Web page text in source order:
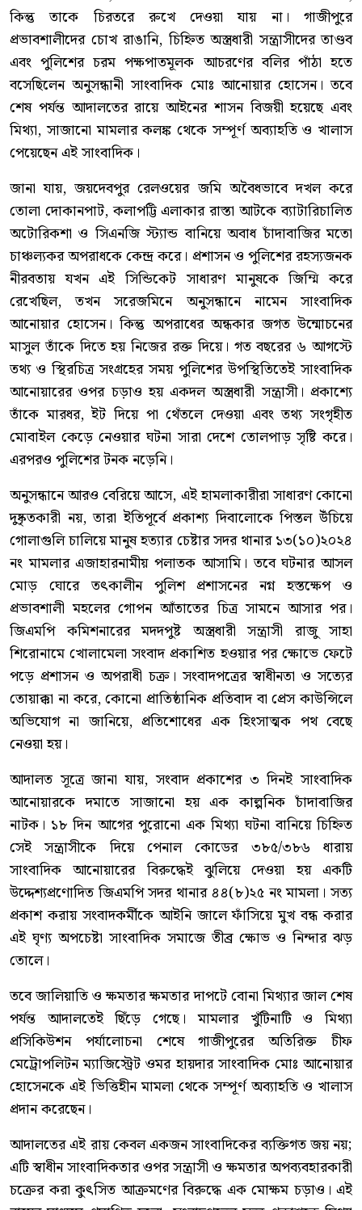
কিন্তু তাকে চিরতরে রুখে দেওয়া যায় না। গাজীপুরে
প্রভাবশালীদের চোখ রাঙানি, চিহ্নিত অস্ত্রধারী সন্ত্রাসীদের তাণ্ডব
এবং পুলিশের চরম পক্ষপাতমূলক আচরণের বলির পাঁঠা হতে
বসেছিলেন অনুসন্ধানী সাংবাদিক মোঃ আনোয়ার হোসেন। তবে
শেষ পর্যন্ত আদালতের রায়ে আইনের শাসন বিজয়ী হয়েছে এবং
মিথ্যা, সাজানো মামলার কলঙ্ক থেকে সম্পূর্ণ অব্যাহতি ও খালাস
পেয়েছেন এই সাংবাদিক।
জানা যায়, জয়দেবপুর রেলওয়ের জমি অবৈধভাবে দখল করে
তোলা দোকানপাট, কলাপট্টি এলাকার রাস্তা আটকে ব্যাটারিচালিত
অটোরিকশা ও সিএনজি স্ট্যান্ড বানিয়ে অবাধ চাঁদাবাজির মতো
চাঞ্চল্যকর অপরাধকে কেন্দ্র করে। প্রশাসন ও পুলিশের রহস্যজনক
নীরবতায় যখন এই সিন্ডিকেট সাধারণ মানুষকে জিম্মি করে
রেখেছিল, তখন সরেজমিনে অনুসন্ধানে নামেন সাংবাদিক
আনোয়ার হোসেন। কিন্তু অপরাধের অন্ধকার জগত উন্মোচনের
মাসুল তাঁকে দিতে হয় নিজের রক্ত দিয়ে। গত বছরের ৬ আগস্টে
তথ্য ও স্থিরচিত্র সংগ্রহের সময় পুলিশের উপস্থিতিতেই সাংবাদিক
আনোয়ারের ওপর চড়াও হয় একদল অস্ত্রধারী সন্ত্রাসী। প্রকাশ্যে
তাঁকে মারধর, ইট দিয়ে পা থেঁতলে দেওয়া এবং তথ্য সংগৃহীত
মোবাইল কেড়ে নেওয়ার ঘটনা সারা দেশে তোলপাড় সৃষ্টি করে।
এরপরও পুলিশের টনক নড়েনি।
অনুসন্ধানে আরও বেরিয়ে আসে, এই হামলাকারীরা সাধারণ কোনো
দুষ্কৃতকারী নয়, তারা ইতিপূর্বে প্রকাশ্য দিবালোকে পিস্তল উঁচিয়ে
গোলাগুলি চালিয়ে মানুষ হত্যার চেষ্টার সদর থানার ১৩(১০)২০২৪
নং মামলার এজাহারনামীয় পলাতক আসামি। তবে ঘটনার আসল
মোড় ঘোরে তৎকালীন পুলিশ প্রশাসনের নগ্ন হস্তক্ষেপ ও
প্রভাবশালী মহলের গোপন আঁতাতের চিত্র সামনে আসার পর।
জিএমপি কমিশনারের মদদপুষ্ট অস্ত্রধারী সন্ত্রাসী রাজু সাহা
শিরোনামে খোলামেলা সংবাদ প্রকাশিত হওয়ার পর ক্ষোভে ফেটে
পড়ে প্রশাসন ও অপরাধী চক্র। সংবাদপত্রের স্বাধীনতা ও সত্যের
তোয়াক্কা না করে, কোনো প্রাতিষ্ঠানিক প্রতিবাদ বা প্রেস কাউন্সিলে
অভিযোগ না জানিয়ে, প্রতিশোধের এক হিংসাত্মক পথ বেছে
নেওয়া হয়।
আদালত সূত্রে জানা যায়, সংবাদ প্রকাশের ৩ দিনই সাংবাদিক
আনোয়ারকে দমাতে সাজানো হয় এক কাল্পনিক চাঁদাবাজির
নাটক। ১৮ দিন আগের পুরোনো এক মিথ্যা ঘটনা বানিয়ে চিহ্নিত
সেই সন্ত্রাসীকে দিয়ে পেনাল কোডের ৩৮৫/৩৮৬ ধারায়
সাংবাদিক আনোয়ারের বিরুদ্ধেই ঝুলিয়ে দেওয়া হয় একটি
উদ্দেশ্যপ্রণোদিত জিএমপি সদর থানার ৪৪(৮)২৫ নং মামলা। সত্য
প্রকাশ করায় সংবাদকর্মীকে আইনি জালে ফাঁসিয়ে মুখ বন্ধ করার
এই ঘৃণ্য অপচেষ্টা সাংবাদিক সমাজে তীব্র ক্ষোভ ও নিন্দার ঝড়
তোলে।
তবে জালিয়াতি ও ক্ষমতার ক্ষমতার দাপটে বোনা মিথ্যার জাল শেষ
পর্যন্ত আদালতেই ছিঁড়ে গেছে। মামলার খুঁটিনাটি ও মিথ্যা
প্রসিকিউশন পর্যালোচনা শেষে গাজীপুরের অতিরিক্ত চীফ
মেট্রোপলিটন ম্যাজিস্ট্রেট ওমর হায়দার সাংবাদিক মোঃ আনোয়ার
হোসেনকে এই ভিত্তিহীন মামলা থেকে সম্পূর্ণ অব্যাহতি ও খালাস
প্রদান করেছেন।
আদালতের এই রায় কেবল একজন সাংবাদিকের ব্যক্তিগত জয় নয়;
এটি স্বাধীন সাংবাদিকতার ওপর সন্ত্রাসী ও ক্ষমতার অপব্যবহারকারী
চক্রের করা কুৎসিত আক্রমণের বিরুদ্ধে এক মোক্ষম চড়াও। এই